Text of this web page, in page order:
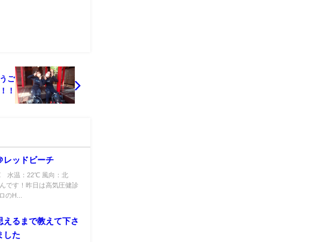
ご
！
レッドビーチ
水温：22℃ 風向：北
です！昨日は高気圧健診
のH...
えるまで教えて下さ
した